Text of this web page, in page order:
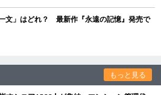
文」はどれ？ 最新作『永遠の記憶』発売で
もっと見る